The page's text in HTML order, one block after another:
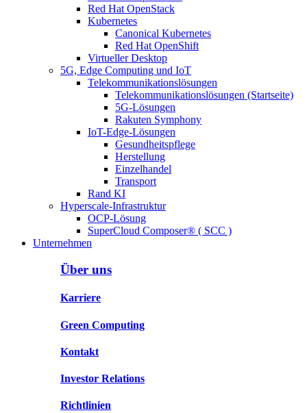
Red Hat OpenStack
Kubernetes
Canonical Kubernetes
Red Hat OpenShift
Virtueller Desktop
5G, Edge Computing und IoT
Telekommunikationslösungen
Telekommunikationslösungen (Startseite)
5G-Lösungen
Rakuten Symphony
IoT-Edge-Lösungen
Gesundheitspflege
Herstellung
Einzelhandel
Transport
Rand KI
Hyperscale-Infrastruktur
OCP-Lösung
SuperCloud Composer® ( SCC )
Unternehmen
Über uns
Karriere
Green Computing
Kontakt
Investor Relations
Richtlinien